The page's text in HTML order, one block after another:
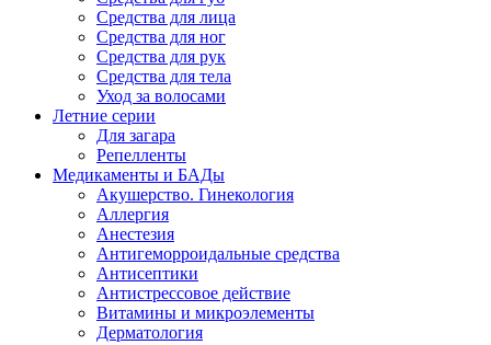
Средства для лица
Средства для ног
Средства для рук
Средства для тела
Уход за волосами
Летние серии
Для загара
Репелленты
Медикаменты и БАДы
Акушерство. Гинекология
Аллергия
Анестезия
Антигеморроидальные средства
Антисептики
Антистрессовое действие
Витамины и микроэлементы
Дерматология